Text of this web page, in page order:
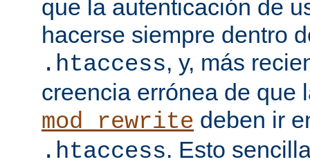
que la autenticación de
hacerse siempre dentro
.htaccess, y, más
creencia errónea de que
mod_rewrite deben ir
.htaccess. Esto